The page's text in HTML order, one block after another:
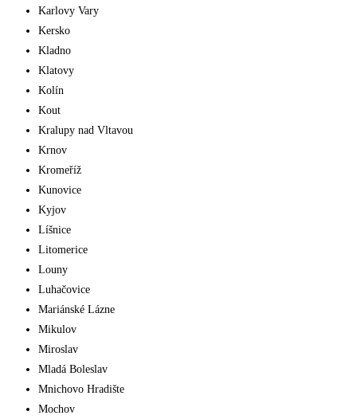
Karlovy Vary
Kersko
Kladno
Klatovy
Kolín
Kout
Kralupy nad Vltavou
Krnov
Kromeříž
Kunovice
Kyjov
Líšnice
Litomerice
Louny
Luhačovice
Mariánské Lázne
Mikulov
Miroslav
Mladá Boleslav
Mnichovo Hradište
Mochov